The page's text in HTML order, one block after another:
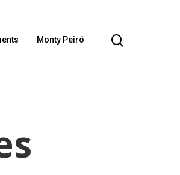
Monty Peiró